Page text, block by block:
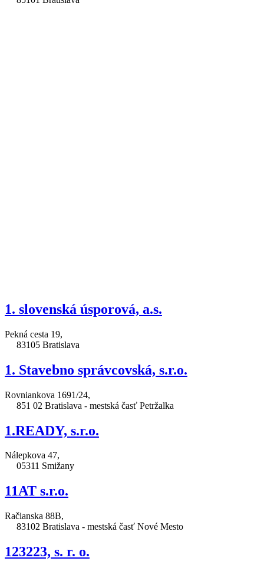
1. slovenská úsporová, a.s.
Pekná cesta 19,
83105 Bratislava
1. Stavebno správcovská, s.r.o.
Rovniankova 1691/24,
851 02 Bratislava - mestská časť Petržalka
1.READY, s.r.o.
Nálepkova 47,
05311 Smižany
11AT s.r.o.
Račianska 88B,
83102 Bratislava - mestská časť Nové Mesto
123223, s. r. o.